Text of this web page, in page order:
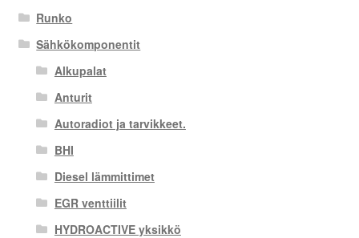
Runko
Sähkökomponentit
Alkupalat
Anturit
Autoradiot ja tarvikkeet.
BHI
Diesel lämmittimet
EGR venttiilit
HYDROACTIVE yksikkö